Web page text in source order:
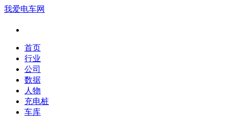
我爱电车网
首页
行业
公司
数据
人物
充电桩
车库